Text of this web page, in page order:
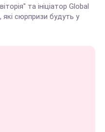
та ініціатор Global
які сюрпризи будуть у